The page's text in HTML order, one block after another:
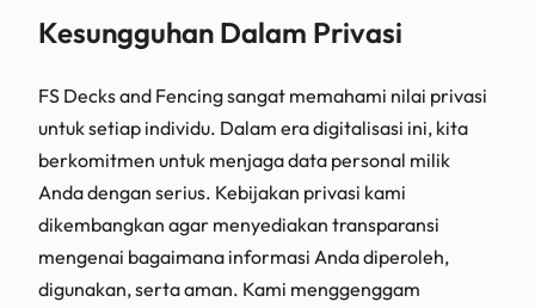
Kesungguhan Dalam Privasi
FS Decks and Fencing sangat memahami nilai privasi
untuk setiap individu. Dalam era digitalisasi ini, kita
berkomitmen untuk menjaga data personal milik
Anda dengan serius. Kebijakan privasi kami
dikembangkan agar menyediakan transparansi
mengenai bagaimana informasi Anda diperoleh,
digunakan, serta aman. Kami menggenggam